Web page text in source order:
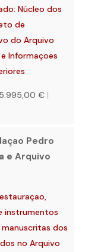
Núcleo dos
de
do Arquivo
Informaçoes
€ |
Pedro
e Arquivo
instrumentos
dos
no Arquivo